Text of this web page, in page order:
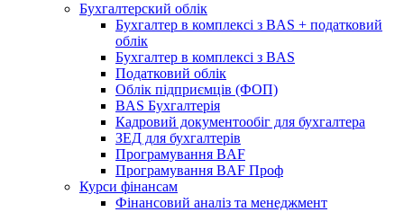
Бухгалтерский облік
Бухгалтер в комплексі з BAS + податковий
облік
Бухгалтер в комплексі з BAS
Податковий облік
Облік підприємців (ФОП)
BAS Бухгалтерія
Кадровий документообіг для бухгалтера
ЗЕД для бухгалтерів
Програмування BAF
Програмування BAF Проф
Курси фінансам
Фінансовий аналіз та менеджмент